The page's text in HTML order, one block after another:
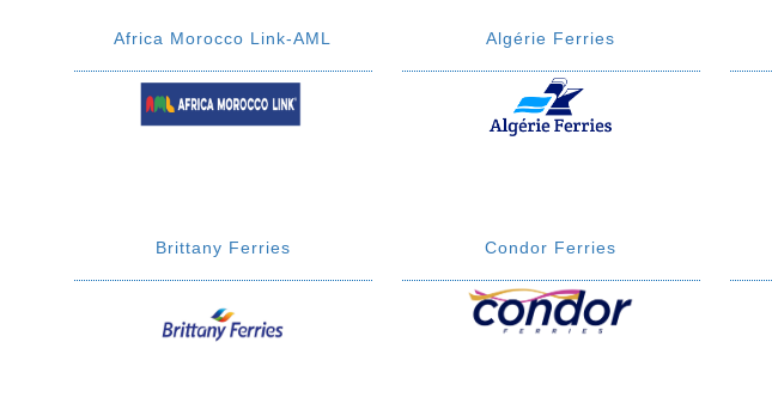
Africa Morocco Link-AML Algérie Ferries
Brittany Ferries Condor Ferries